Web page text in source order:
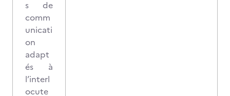
s de
comm
unicati
on
adapt
és à
l’interl
ocute